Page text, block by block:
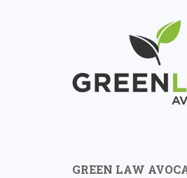
GREEN LAW